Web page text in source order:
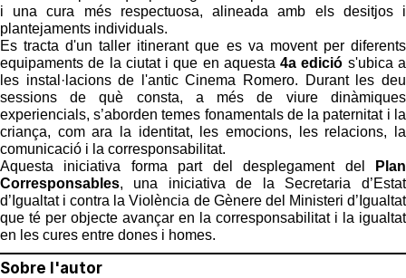
i una cura més respectuosa, alineada amb els desitjos i
plantejaments individuals.
Es tracta d'un taller itinerant que es va movent per diferents
equipaments de la ciutat i que en aquesta4a edició s'ubica a
les instal·lacions de l'antic Cinema Romero. Durant les deu
sessions de què consta, a més de viure dinàmiques
experiencials, s’aborden temes fonamentals de la paternitat i la
criança, com ara la identitat, les emocions, les relacions, la
comunicació i la corresponsabilitat.
Aquesta iniciativa forma part del desplegament del
Plan
Corresponsables, una iniciativa de la Secretaria d’Estat
d’Igualtat i contra la Violència de Gènere del Ministeri d’Igualtat
que té per objecte avançar en la corresponsabilitat i la igualtat
en les cures entre dones i homes.
Sobre l'autor